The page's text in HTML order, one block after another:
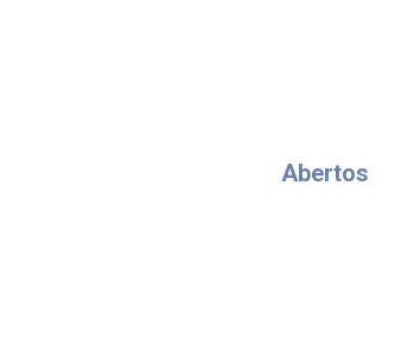
Abertos